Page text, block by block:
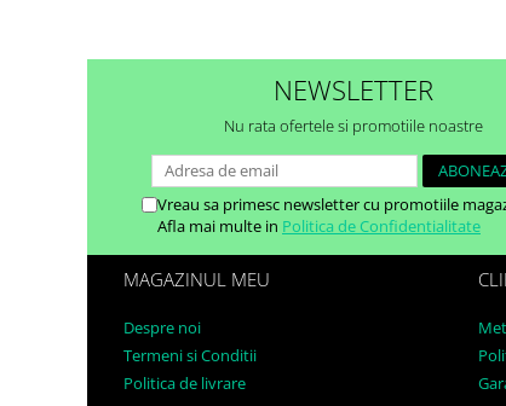
NEWSLETTER
Nu rata ofertele si promotiile noastre
Vreau sa primesc newsletter cu promotiile
Afla mai multe in Politica de Confidentialitate
MAGAZINUL MEU
Despre noi
Termeni si Conditii
Politica de livrare